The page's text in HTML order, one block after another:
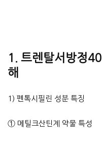
1. 트렌탈서방정
해
1) 펜톡시필린 성분 특징
① 메틸크산틴계 약물 특성